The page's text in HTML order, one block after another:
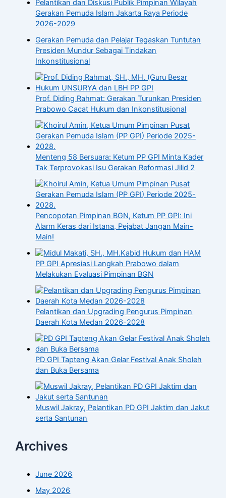
Pelantikan dan Diskusi Publik Pimpinan Wilayah
Gerakan Pemuda Islam Jakarta Raya Periode
2026-2029
Gerakan Pemuda dan Pelajar Tegaskan Tuntutan
Presiden Mundur Sebagai Tindakan
Inkonstitusional
Prof. Diding Rahmat: Gerakan Turunkan Presiden
Prabowo Cacat Hukum dan Inkonstitusional
Menteng 58 Bersuara: Ketum PP GPI Minta Kader
Tak Terprovokasi Isu Gerakan Reformasi Jilid 2
Pencopotan Pimpinan BGN, Ketum PP GPI: Ini
Alarm Keras dari Istana, Pejabat Jangan Main-
Main!
Kabid Hukum dan HAM
PP GPI Apresiasi Langkah Prabowo dalam
Melakukan Evaluasi Pimpinan BGN
Pelantikan dan Upgrading Pengurus Pimpinan
Daerah Kota Medan 2026-2028
PD GPI Tapteng Akan Gelar Festival Anak Sholeh
dan Buka Bersama
Muswil Jakray, Pelantikan PD GPI Jaktim dan Jakut
serta Santunan
Archives
June 2026
May 2026